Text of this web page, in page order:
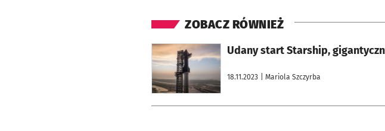
ZOBACZ RÓWNIEŻ
Udany start Starship,
18.11.2023 | Mariola Szczyrba
otworzy się w nowej karcie